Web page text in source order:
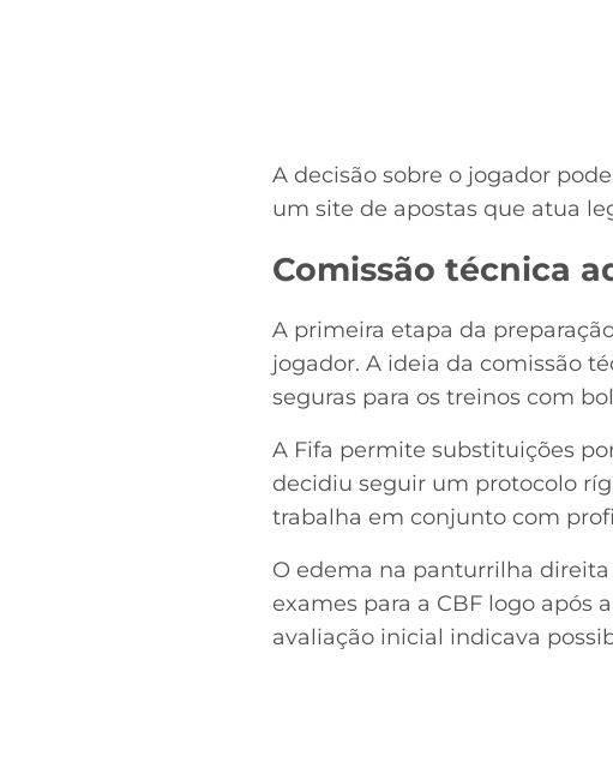
A decisão sobre o jogador
um site de apostas que atua
Comissão técnica
A primeira etapa da
jogador. A ideia da comissão
seguras para os treinos com
A Fifa permite substituições
decidiu seguir um protocolo
trabalha em conjunto com
O edema na panturrilha
exames para a CBF logo após
avaliação inicial indicava